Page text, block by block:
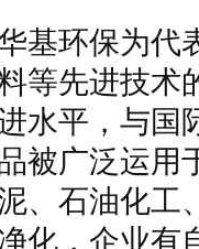
环保为代表
等先进技术
水平，与国
被广泛运用
、石油化工
化，企业有